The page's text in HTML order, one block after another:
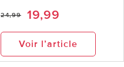
24,99 19,99
Voir l’article